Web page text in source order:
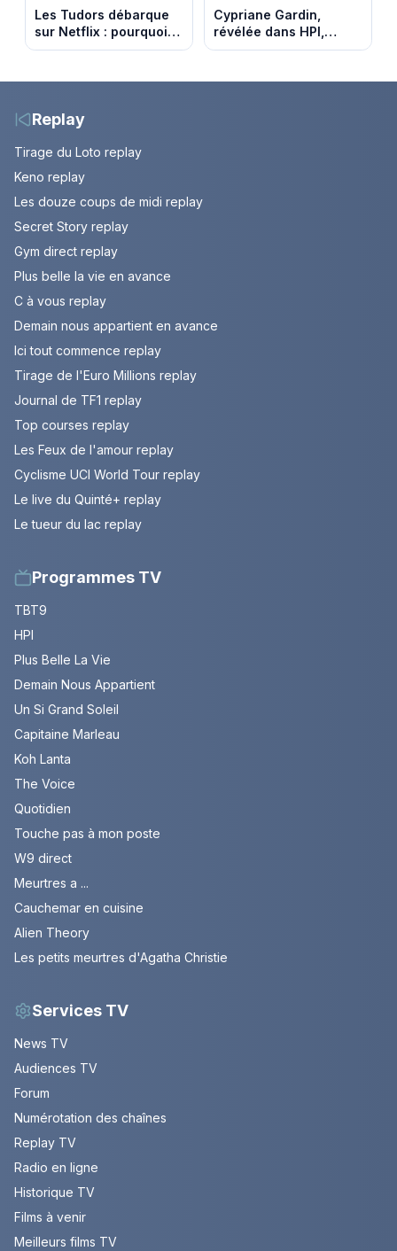
Les Tudors débarque
sur Netflix : pourquoi la
série n’a rien perdu de
Cypriane Gardin,
révélée dans HPI,
lance une cagnotte
financières
Replay
Tirage du Loto replay
Keno replay
Les douze coups de midi replay
Secret Story replay
Gym direct replay
Plus belle la vie en avance
C à vous replay
Demain nous appartient en avance
Ici tout commence replay
Tirage de l'Euro Millions replay
Journal de TF1 replay
Top courses replay
Les Feux de l'amour replay
Cyclisme UCI World Tour replay
Le live du Quinté+ replay
Le tueur du lac replay
Programmes TV
TBT9
HPI
Plus Belle La Vie
Demain Nous Appartient
Un Si Grand Soleil
Capitaine Marleau
Koh Lanta
The Voice
Quotidien
Touche pas à mon poste
W9 direct
Meurtres a ...
Cauchemar en cuisine
Alien Theory
Les petits meurtres d'Agatha Christie
Services TV
News TV
Audiences TV
Forum
Numérotation des chaînes
Replay TV
Radio en ligne
Historique TV
Films à venir
Meilleurs films TV